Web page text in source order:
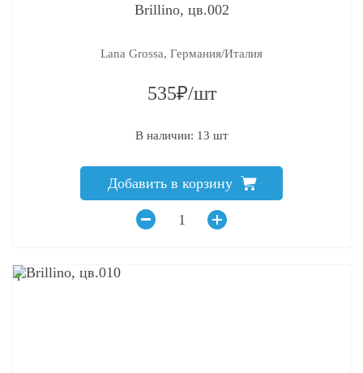
Brillino, цв.002
Lana Grossa, Германия/Италия
535₽/шт
В наличии: 13 шт
Добавить в корзину
q